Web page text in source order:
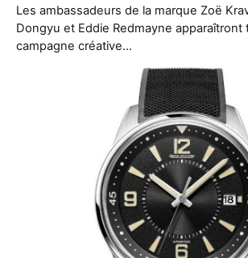
Les ambassadeurs de la marque Zoë
Dongyu et Eddie Redmayne apparaîtront
campagne créative…